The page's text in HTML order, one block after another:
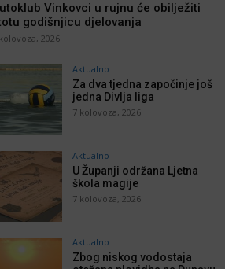
Vinkovci u rujnu će obilježiti
godišnjicu djelovanja
2026
Aktualno
Za dva tjedna započinje još
jedna Divlja liga
7 kolovoza, 2026
Aktualno
U Županji održana Ljetna
škola magije
7 kolovoza, 2026
Aktualno
Zbog niskog vodostaja